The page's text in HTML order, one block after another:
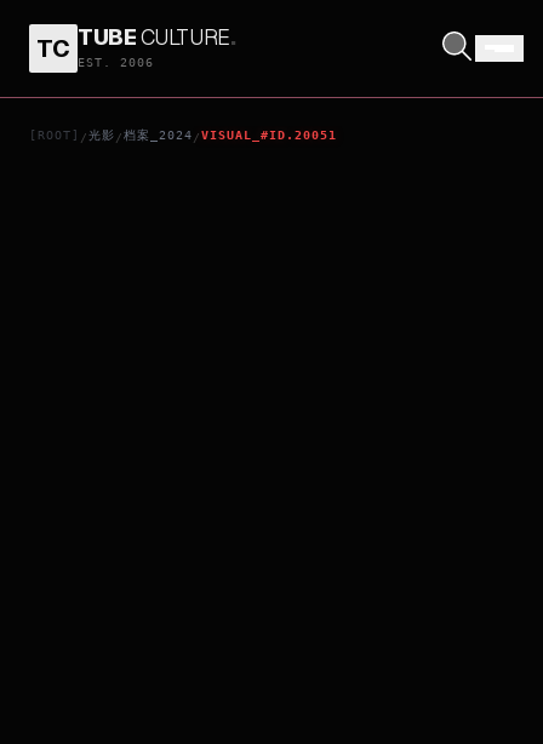
TC TUBECULTURE.
EST. 2006
[ROOT] /光影 /档案_2024 /VISUAL_#ID.20051
HOLY COW